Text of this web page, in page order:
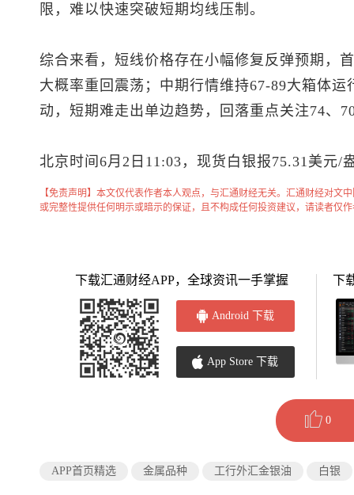
限，难以快速突破短期均线压制。
综合来看，短线价格存在小幅修复反弹预期，
大概率重回震荡；中期行情维持67-89大箱体
动，短期难走出单边趋势，回落重点关注74、
北京时间6月2日11:03， 现货白银报75.31美元/
【免责声明】本文仅代表作者本人观点，与汇通财经无关。汇通财经对文
或完整性提供任何明示或暗示的保证，且不构成任何投资建议，请读者仅
下载汇通财经APP，全球资讯一手掌握
Android 下载
App Store 下载
下
0
APP首页精选 金属品种 工行外汇金银油 白银